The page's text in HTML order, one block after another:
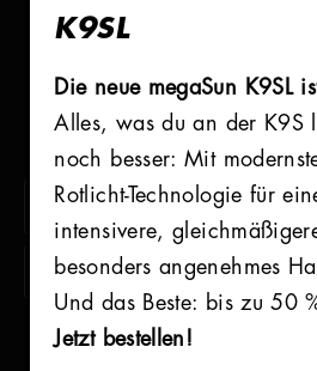
K9SL
Die neue megaSun K9SL
Alles, was du an der K9S
noch besser: Mit
Rotlicht-Technologie für
intensivere,
besonders angenehmes
Und das Beste: bis zu 50
Jetzt bestellen!
Alle Informationen
BROSCHÜRE 8000 SERIE
DATENBLATT 8000 SERIE